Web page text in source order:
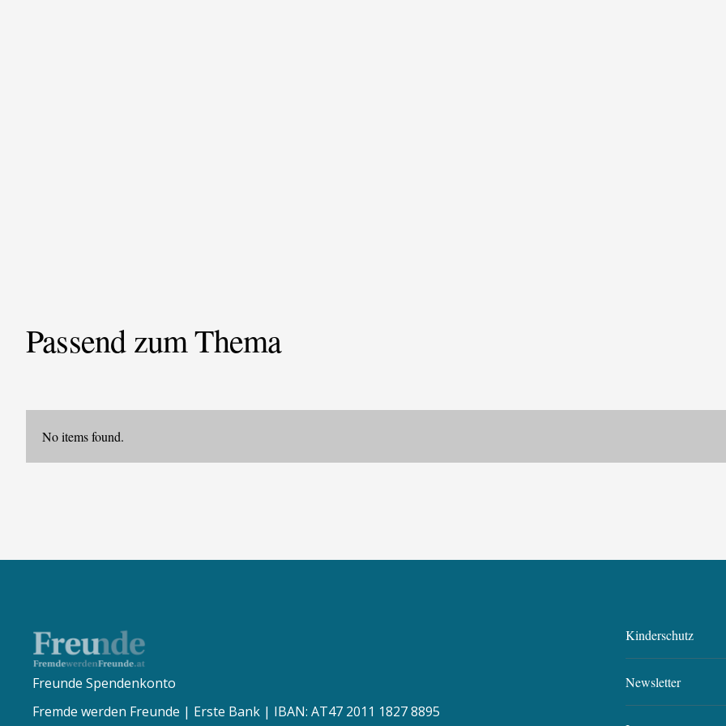
Passend zum Thema
No items found.
Freunde Spendenkonto
Fremde werden Freunde | Erste Bank | IBAN: AT47 2011 1827 8895
Kinderschutz
Newsletter